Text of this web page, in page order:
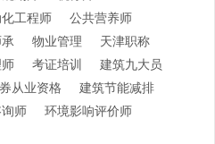
化工程师
公共营养师
物业管理
天津职称
考证培训
建筑九大员
从业资格
建筑节能减排
师
环境影响评价师